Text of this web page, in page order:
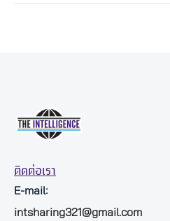
ติดต่อเรา
E-mail:
intsharing321@gmail.com